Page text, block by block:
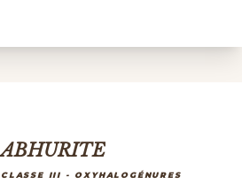
ABHURITE
CLASSE III - OXYHALOGÉNURES